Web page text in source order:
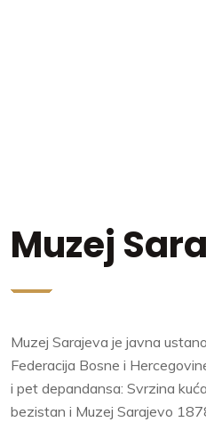
Muzej
Muzej Sarajeva je javna
Federacija Bosne i
i pet depandansa: Svrzina
bezistan i Muzej Sarajevo